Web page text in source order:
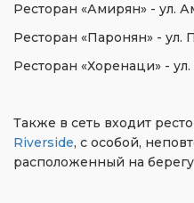
Ресторан «Амирян» - ул.
Ресторан «Паронян» - ул.
Ресторан «Хоренаци» -
Также в сеть входит
Riverside, с особой,
расположенный на